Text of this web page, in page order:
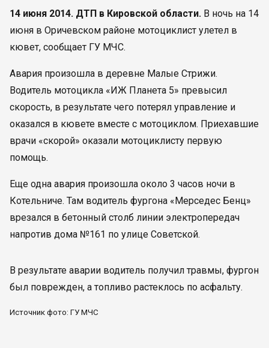
14 июня 2014. ДТП в Кировской области. В ночь на 14
июня в Оричевском районе мотоциклист улетел в
кювет, сообщает ГУ МЧС.
Авария произошла в деревне Малые Стрижи.
Водитель мотоцикла «ИЖ Планета 5» превысил
скорость, в результате чего потерял управление и
оказался в кювете вместе с мотоциклом. Приехавшие
врачи «скорой» оказали мотоциклисту первую
помощь.
Еще одна авария произошла около 3 часов ночи в
Котельниче. Там водитель фургона «Мерседес Бенц»
врезался в бетонный столб линии электропередач
напротив дома №161 по улице Советской.
В результате аварии водитель получил травмы, фургон
был поврежден, а топливо растеклось по асфальту.
Источник фото: ГУ МЧС